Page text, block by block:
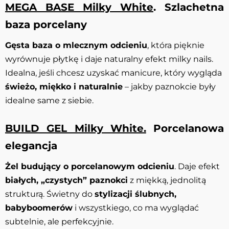
MEGA BASE Milky White. Szlachetna
baza porcelany
Gęsta baza o mlecznym odcieniu, która pięknie
wyrównuje płytkę i daje naturalny efekt milky nails.
Idealna, jeśli chcesz uzyskać manicure, który wygląda
świeżo, miękko i naturalnie – jakby paznokcie były
idealne same z siebie.
BUILD GEL Milky White.Porcelanowa
elegancja
Żel budujący o porcelanowym odcieniu. Daje efekt
białych, „czystych” paznokci z miękką, jednolitą
strukturą. Świetny do stylizacji ślubnych,
babyboomerów i wszystkiego, co ma wyglądać
subtelnie, ale perfekcyjnie.